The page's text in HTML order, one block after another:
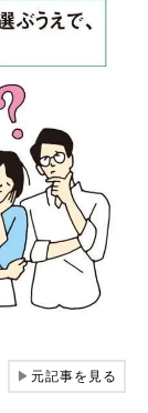
▶元記事を見る